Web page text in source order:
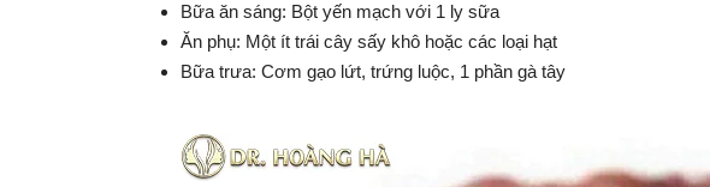
Bữa ăn sáng: Bột yến mạch với 1 ly sữa
Ăn phụ: Một ít trái cây sấy khô hoặc các loại hạt
Bữa trưa: Cơm gạo lứt, trứng luộc, 1 phần gà tây